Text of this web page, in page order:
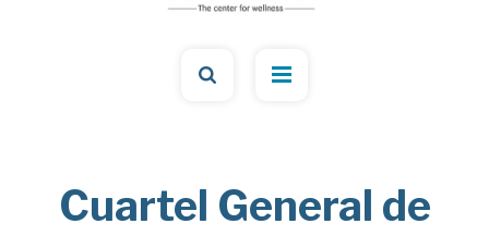
Cuartel General de